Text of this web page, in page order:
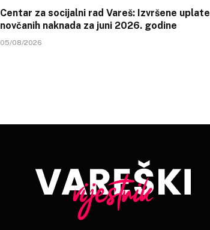
Centar za socijalni rad Vareš: Izvršene uplate
novčanih naknada za juni 2026. godine
05/08/2026